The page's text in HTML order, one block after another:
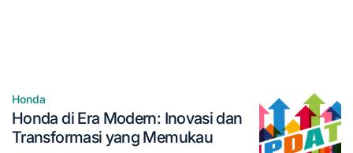
Posted
in
Honda
Honda di Era Modern: Inovasi dan
Transformasi yang Memukau